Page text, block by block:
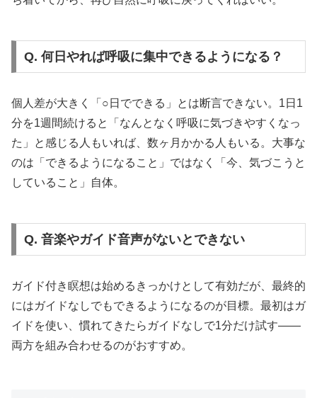
Q. 何日やれば呼吸に集中できるようになる？
個人差が大きく「○日でできる」とは断言できない。1日1
分を1週間続けると「なんとなく呼吸に気づきやすくなっ
た」と感じる人もいれば、数ヶ月かかる人もいる。大事な
のは「できるようになること」ではなく「今、気づこうと
していること」自体。
Q. 音楽やガイド音声がないとできない
ガイド付き瞑想は始めるきっかけとして有効だが、最終的
にはガイドなしでもできるようになるのが目標。最初はガ
イドを使い、慣れてきたらガイドなしで1分だけ試す——
両方を組み合わせるのがおすすめ。